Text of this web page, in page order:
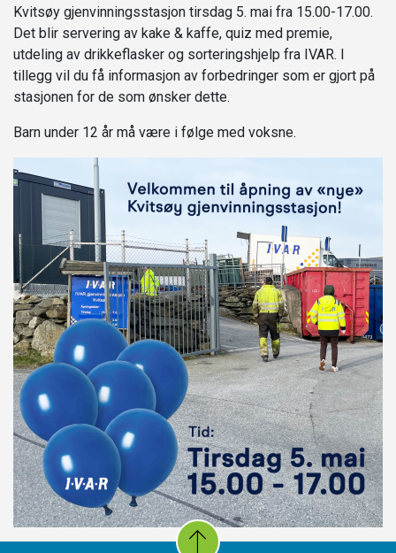
Kvitsøy gjenvinningsstasjon tirsdag 5. mai fra 15.00-17.00.
Det blir servering av kake & kaffe, quiz med premie,
utdeling av drikkeflasker og sorteringshjelp fra IVAR. I
tillegg vil du få informasjon av forbedringer som er gjort på
stasjonen for de som ønsker dette.
Barn under 12 år må være i følge med voksne.